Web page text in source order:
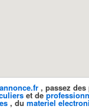
, passez des
et de
, du materiel